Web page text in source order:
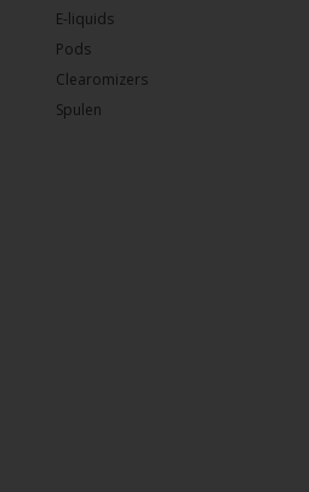
E-liquids
Pods
Clearomizers
Spulen